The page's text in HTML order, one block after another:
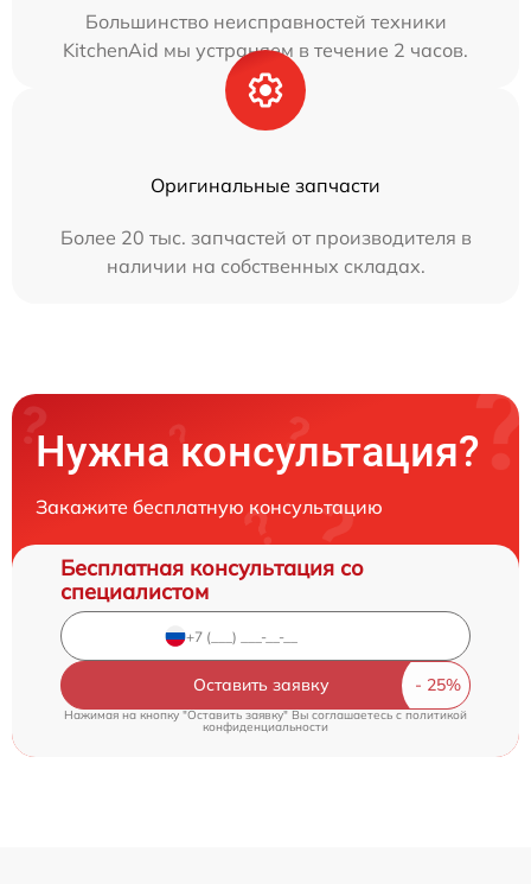
Большинство неисправностей техники
KitchenAid мы устраняем в течение 2 часов.
Оригинальные запчасти
Более 20 тыс. запчастей от производителя в
наличии на собственных складах.
Нужна консультация?
Закажите бесплатную консультацию
Бесплатная консультация со
специалистом
Оставить заявку
Нажимая на кнопку "Оставить заявку" Вы соглашаетесь cполитикой
конфиденциальности